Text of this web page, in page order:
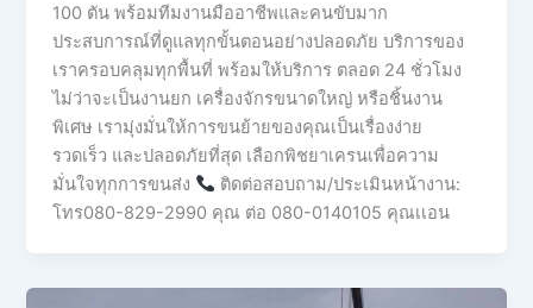
100 ตัน พร้อมทีมงานมืออาชีพและคนขับมาก
ประสบการณ์ที่ดูแลทุกขั้นตอนอย่างปลอดภัย บริการของ
เราครอบคลุมทุกพื้นที่ พร้อมให้บริการ ตลอด 24 ชั่วโมง
ไม่ว่าจะเป็นงานยก เครื่องจักรขนาดใหญ่ หรือชิ้นงาน
พิเศษ เรามุ่งมั่นให้การขนย้ายของคุณเป็นเรื่องง่าย
รวดเร็ว และปลอดภัยที่สุด เลือกพิชยาเครนเพื่อความ
มั่นใจทุกการขนส่ง
ติดต่อสอบถาม/ประเมินหน้างาน:
โทร080-829-2990 คุณ ต่อ 080-0140105 คุณเเอน